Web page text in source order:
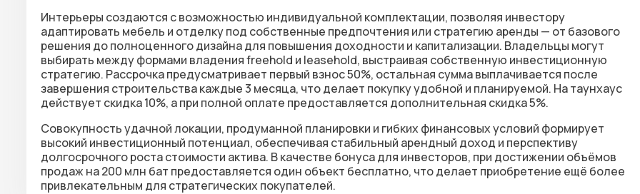
Интерьеры создаются с возможностью индивидуальной комплектации, позволяя инвестору
адаптировать мебель и отделку под собственные предпочтения или стратегию аренды — от базового
решения до полноценного дизайна для повышения доходности и капитализации. Владельцы могут
выбирать между формами владения freehold и leasehold, выстраивая собственную инвестиционную
стратегию. Рассрочка предусматривает первый взнос 50%, остальная сумма выплачивается после
завершения строительства каждые 3 месяца, что делает покупку удобной и планируемой. На таунхаус
действует скидка 10%, а при полной оплате предоставляется дополнительная скидка 5%.
Совокупность удачной локации, продуманной планировки и гибких финансовых условий формирует
высокий инвестиционный потенциал, обеспечивая стабильный арендный доход и перспективу
долгосрочного роста стоимости актива. В качестве бонуса для инвесторов, при достижении объёмов
продаж на 200 млн бат предоставляется один объект бесплатно, что делает приобретение ещё более
привлекательным для стратегических покупателей.